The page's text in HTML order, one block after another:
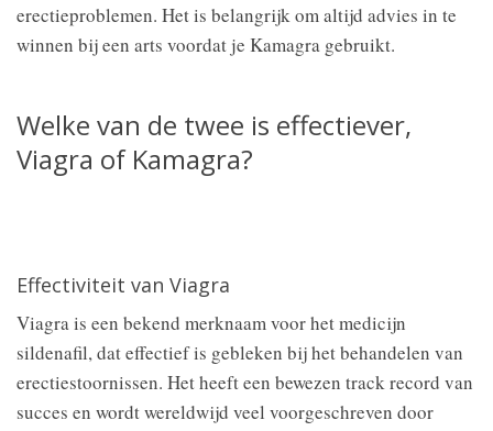
erectieproblemen. Het is belangrijk om altijd advies in te
winnen bij een arts voordat je Kamagra gebruikt.
Welke van de twee is effectiever,
Viagra of Kamagra?
Effectiviteit van Viagra
Viagra is een bekend merknaam voor het medicijn
sildenafil, dat effectief is gebleken bij het behandelen van
erectiestoornissen. Het heeft een bewezen track record van
succes en wordt wereldwijd veel voorgeschreven door